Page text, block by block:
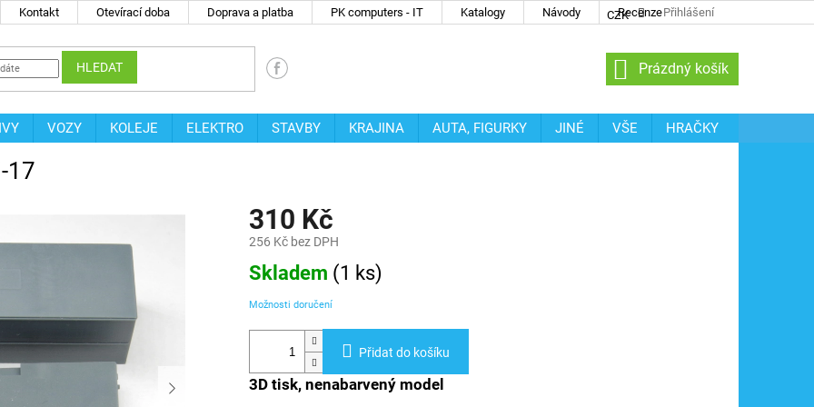
Kontakt Otevírací doba Doprava a platba PK computers - IT Katalogy Návody Recenze
CZK Přihlášení
HLEDAT
NÁKUPNÍ
KOŠÍK
Prázdný košík
VOZY KOLEJE ELEKTRO STAVBY KRAJINA AUTA, FIGURKY JINÉ VŠE
HRAČKY
17
310 Kč
256 Kč bez DPH
Měrná
cena:
Skladem (1 ks)
Možnosti doručení
Přidat do košíku
3D tisk, nenabarvený model